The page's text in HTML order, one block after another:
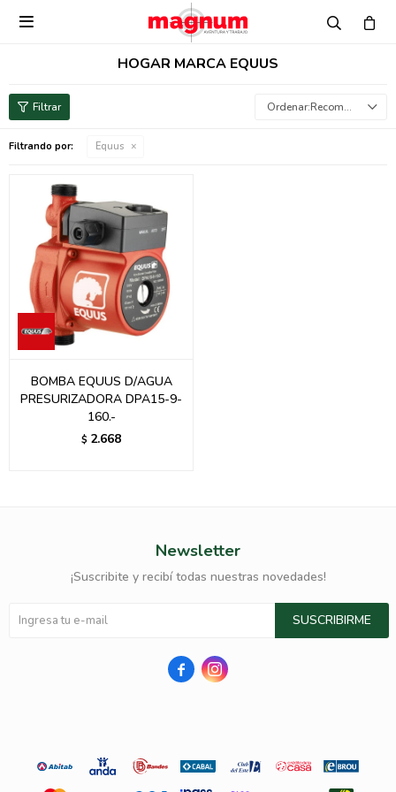

HOGAR MARCA EQUUS
Recomendados
Filtrando por: Equus
BOMBA EQUUS D/AGUA
PRESURIZADORA DPA15-9-
160.-
$ 2.668
Newsletter
¡Suscribite y recibí todas nuestras novedades!
SUSCRIBIRME
 